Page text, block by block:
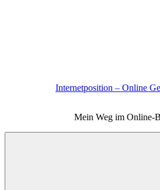
Internetposition – Online
Mein Weg im Online-